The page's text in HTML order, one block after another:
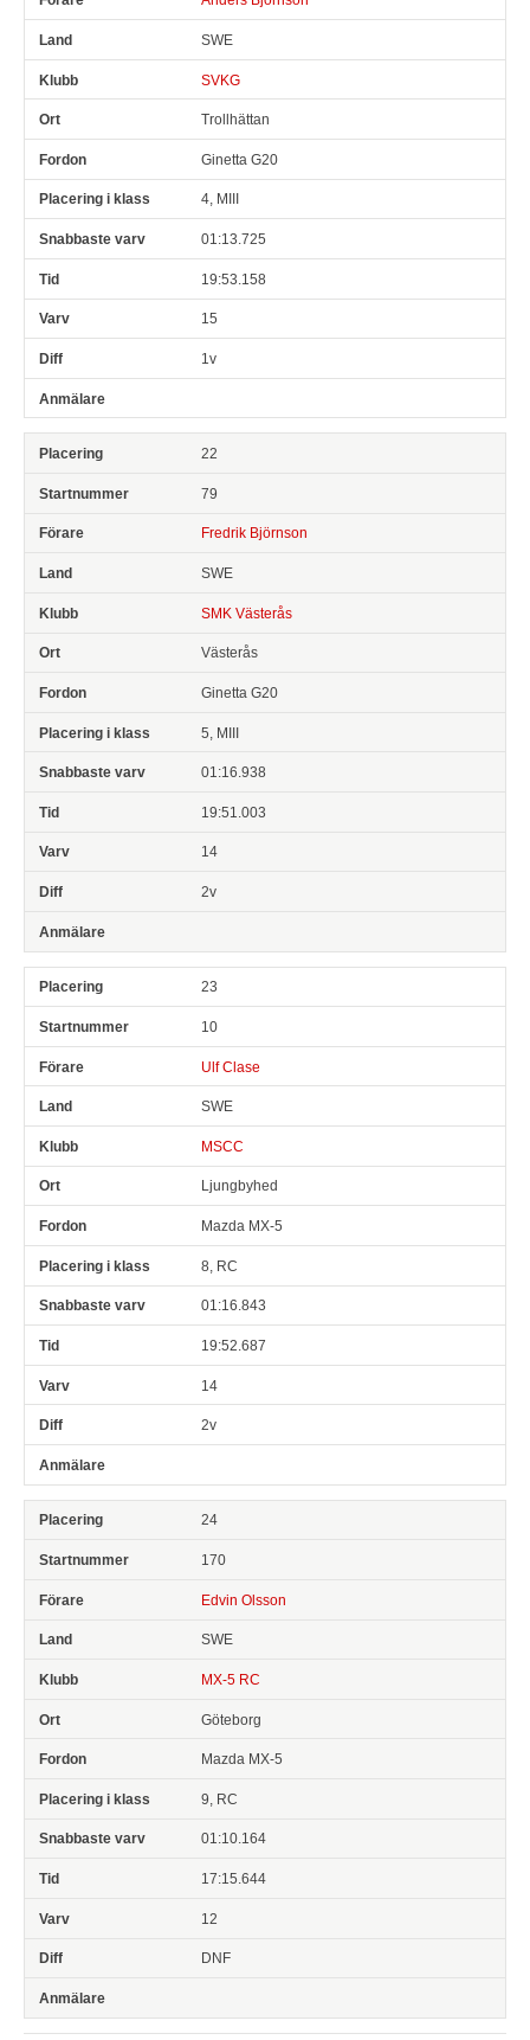
SWE
SVKG
Trollhättan
Ginetta G20
4, MIII
01:13.725
19:53.158
15
1v
22
79
Fredrik Björnson
SWE
SMK Västerås
Västerås
Ginetta G20
5, MIII
01:16.938
19:51.003
14
2v
23
10
Ulf Clase
SWE
MSCC
Ljungbyhed
Mazda MX-5
8, RC
01:16.843
19:52.687
14
2v
24
170
Edvin Olsson
SWE
MX-5 RC
Göteborg
Mazda MX-5
9, RC
01:10.164
17:15.644
12
DNF